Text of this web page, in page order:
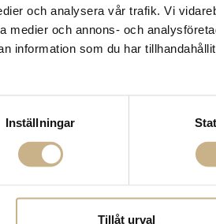
och analysera vår trafik. Vi
medier och annons- och
information som du har
Inställningar
Tillåt urval